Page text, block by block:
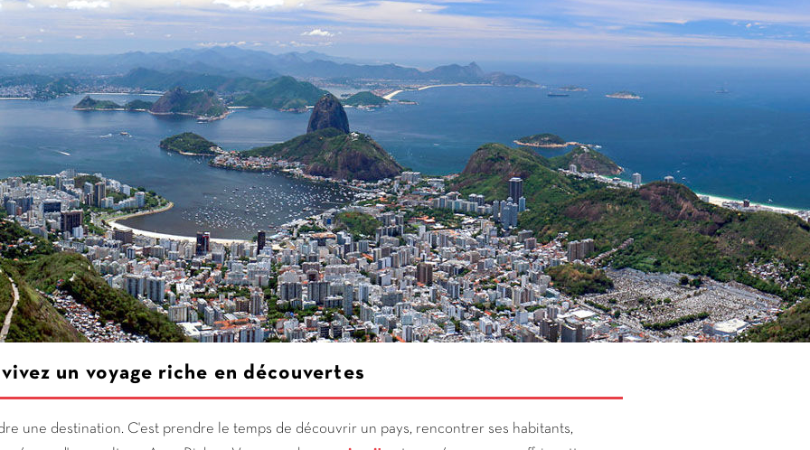
un voyage riche en découvertes
une destination. C'est prendre le temps de découvrir un pays, rencontrer ses habitants,